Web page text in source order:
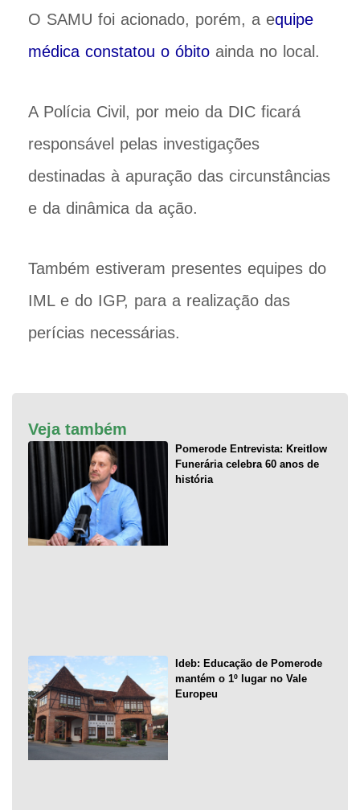
O SAMU foi acionado, porém, a equipe
médica constatou o óbito ainda no local.
A Polícia Civil, por meio da DIC ficará
responsável pelas investigações
destinadas à apuração das circunstâncias
e da dinâmica da ação.
Também estiveram presentes equipes do
IML e do IGP, para a realização das
perícias necessárias.
Veja também
Pomerode Entrevista: Kreitlow
Funerária celebra 60 anos de
história
Ideb: Educação de Pomerode
mantém o 1º lugar no Vale
Europeu